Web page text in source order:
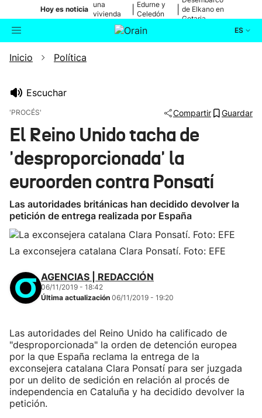
Hoy es noticia
una
vivienda
de Bilbao
Edurne y
Celedón
de Elkano en
Getaria
ES
Buscador
Ikusmiran
Eguraldia
Inicio Política
Escuchar
'PROCÉS' Compartir Guardar
El Reino Unido tacha de
'desproporcionada' la
euroorden contra Ponsatí
Las autoridades británicas han decidido devolver la
petición de entrega realizada por España
La exconsejera catalana Clara Ponsatí. Foto: EFE
AGENCIAS | REDACCIÓN
06/11/2019 - 18:42
Última actualización 06/11/2019 - 19:20
Las autoridades del Reino Unido ha calificado de
"desproporcionada" la orden de detención europea
por la que España reclama la entrega de la
exconsejera catalana Clara Ponsatí para ser juzgada
por un delito de sedición en relación al procés de
independencia en Cataluña y ha decidido devolver la
petición.